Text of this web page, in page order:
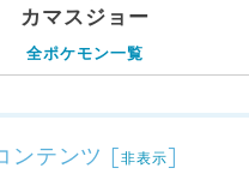
カマスジョー
全ポケモン一覧
ンテンツ [非表示]